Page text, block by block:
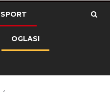
SPORT
OGLASI